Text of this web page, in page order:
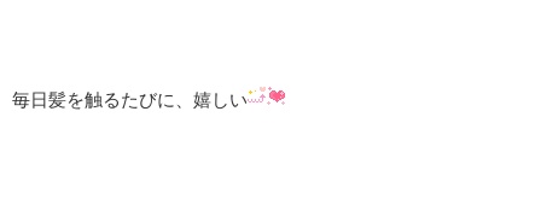
毎日髪を触るたびに、嬉しい